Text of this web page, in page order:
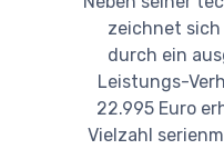
zeichnet sich
durch ein
Leistungs-
22.995 Euro
Vielzahl